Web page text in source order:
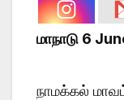
மாநாடு 6
நாமக்கல்